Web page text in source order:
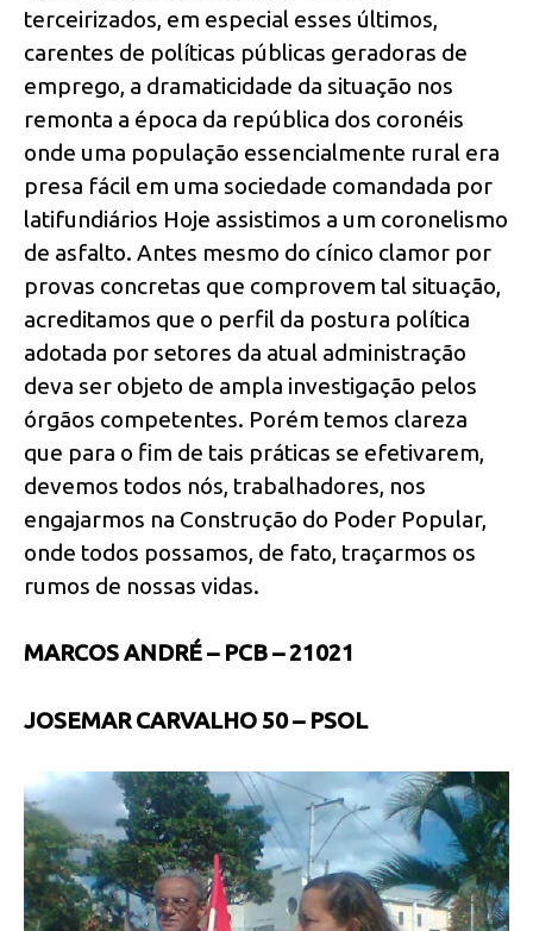
terceirizados, em especial esses últimos,
carentes de políticas públicas geradoras de
emprego, a dramaticidade da situação nos
remonta a época da república dos coronéis
onde uma população essencialmente rural era
presa fácil em uma sociedade comandada por
latifundiários Hoje assistimos a um coronelismo
de asfalto. Antes mesmo do cínico clamor por
provas concretas que comprovem tal situação,
acreditamos que o perfil da postura política
adotada por setores da atual administração
deva ser objeto de ampla investigação pelos
órgãos competentes. Porém temos clareza
que para o fim de tais práticas se efetivarem,
devemos todos nós, trabalhadores, nos
engajarmos na Construção do Poder Popular,
onde todos possamos, de fato, traçarmos os
rumos de nossas vidas.
MARCOS ANDRÉ – PCB – 21021
JOSEMAR CARVALHO 50 – PSOL